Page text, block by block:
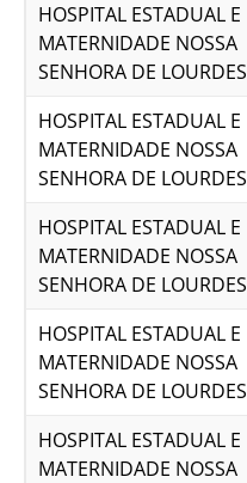
HOSPITAL ESTADUAL E
MATERNIDADE NOSSA
SENHORA DE LOURDES
HOSPITAL ESTADUAL E
MATERNIDADE NOSSA
SENHORA DE LOURDES
HOSPITAL ESTADUAL E
MATERNIDADE NOSSA
SENHORA DE LOURDES
HOSPITAL ESTADUAL E
MATERNIDADE NOSSA
SENHORA DE LOURDES
HOSPITAL ESTADUAL E
MATERNIDADE NOSSA